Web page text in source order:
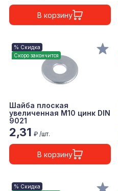
В корзину
% Скидка
Скоро закончится
Шайба плоская
увеличенная М10 цинк DIN
9021
2,31 ₽ /шт.
В корзину
% Скидка